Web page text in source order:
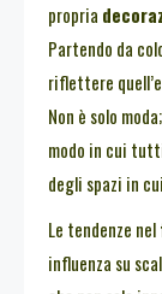
propria
Partendo da
riflettere
Non è solo
modo in cui
degli spazi in
Le tendenze nel
influenza su